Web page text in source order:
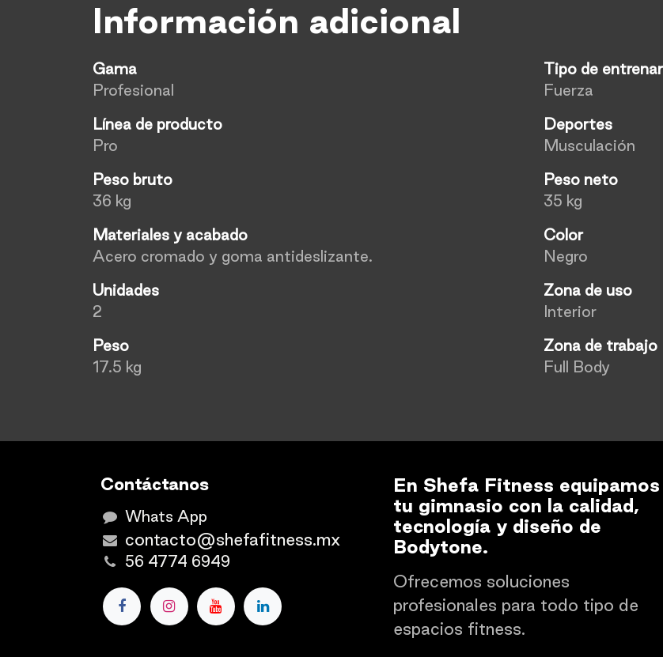
Información adicional
Gama
Profesional
Tipo de
Fuerza
Línea de producto
Pro
Deportes
Musculación
Peso bruto
36 kg
Peso neto
35 kg
Materiales y acabado
Acero cromado y goma antideslizante.
Color
Negro
Unidades
2
Zona de uso
Interior
Peso
17.5 kg
Zona de trabajo
Full Body
Contáctanos
Whats App
contacto@shefafitness.mx
56 4774 6949
En Shefa Fitness equipamos
tu gimnasio con la calidad,
tecnología y diseño de
Bodytone.
Ofrecemos soluciones
profesionales para todo tipo de
espacios fitness.